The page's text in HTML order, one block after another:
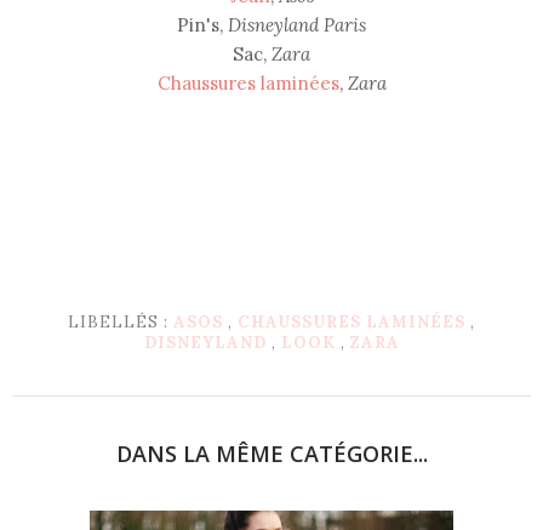
Pin's, Disneyland Paris
Sac, Zara
Chaussures laminées, Zara
LIBELLÉS : ASOS , CHAUSSURES LAMINÉES ,
DISNEYLAND , LOOK , ZARA
DANS LA MÊME CATÉGORIE...